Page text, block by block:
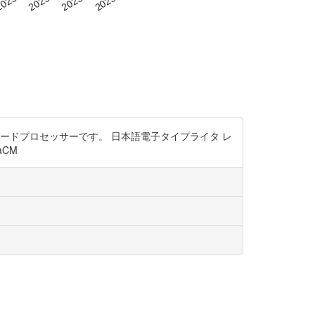
ドプロセッサーです。 日本語電子タイプライタ レ